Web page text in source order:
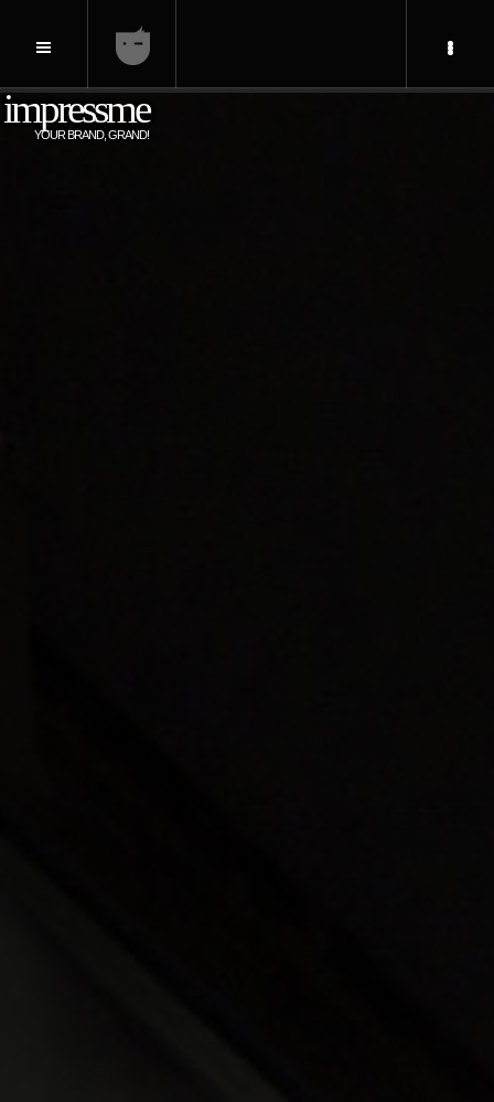
impressme
YOUR BRAND, GRAND!